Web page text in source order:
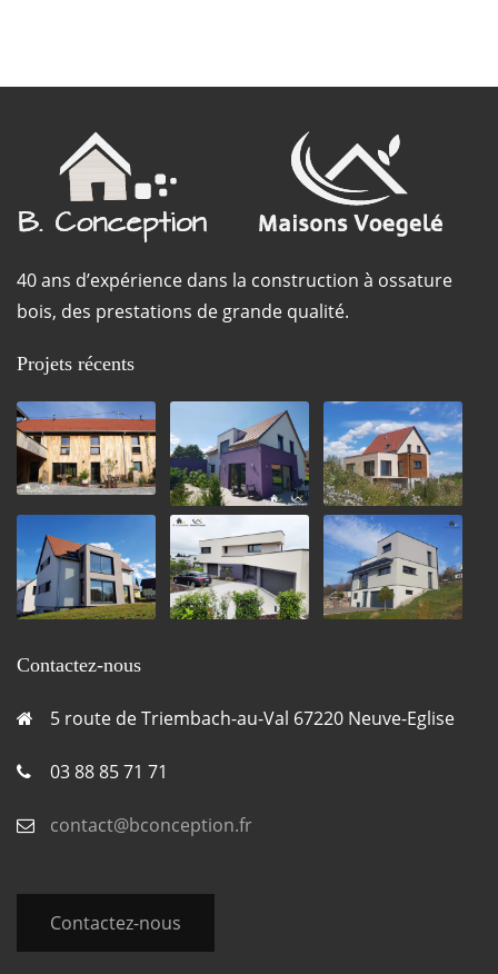
40 ans d’expérience dans la construction à ossature
bois, des prestations de grande qualité.
Projets récents
Contactez-nous
5 route de Triembach-au-Val 67220 Neuve-Eglise
03 88 85 71 71
contact@bconception.fr
Contactez-nous